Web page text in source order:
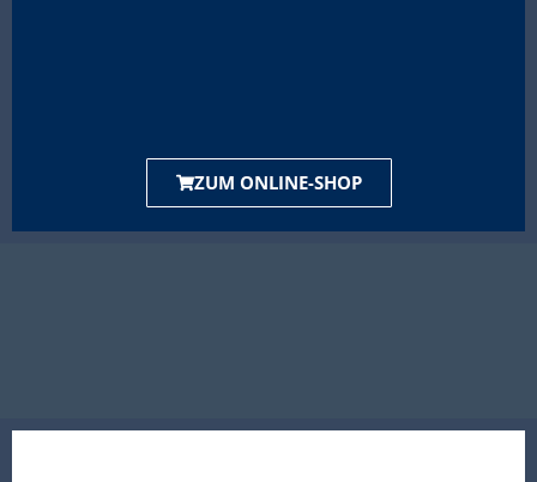
ZUM ONLINE-SHOP